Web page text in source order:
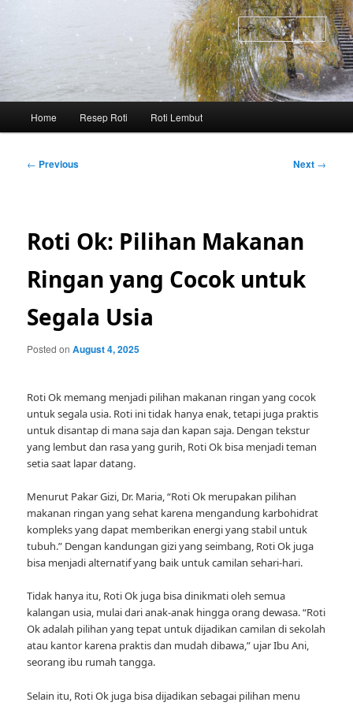
content
Home Resep Roti Roti Lembut
Post
← Previous Next →
Roti Ok: Pilihan Makanan
Ringan yang Cocok untuk
Segala Usia
Posted onAugust 4, 2025
Roti Ok memang menjadi pilihan makanan ringan yang cocok
untuk segala usia. Roti ini tidak hanya enak, tetapi juga praktis
untuk disantap di mana saja dan kapan saja. Dengan tekstur
yang lembut dan rasa yang gurih, Roti Ok bisa menjadi teman
setia saat lapar datang.
Menurut Pakar Gizi, Dr. Maria, “Roti Ok merupakan pilihan
makanan ringan yang sehat karena mengandung karbohidrat
kompleks yang dapat memberikan energi yang stabil untuk
tubuh.” Dengan kandungan gizi yang seimbang, Roti Ok juga
bisa menjadi alternatif yang baik untuk camilan sehari-hari.
Tidak hanya itu, Roti Ok juga bisa dinikmati oleh semua
kalangan usia, mulai dari anak-anak hingga orang dewasa. “Roti
Ok adalah pilihan yang tepat untuk dijadikan camilan di sekolah
atau kantor karena praktis dan mudah dibawa,” ujar Ibu Ani,
seorang ibu rumah tangga.
Selain itu, Roti Ok juga bisa dijadikan sebagai pilihan menu